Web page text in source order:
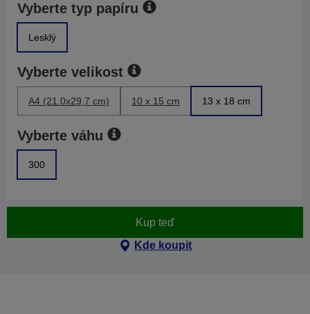
Vyberte typ papíru
Lesklý
Vyberte velikost
A4 (21.0x29,7 cm) 10 x 15 cm 13 x 18 cm
Vyberte váhu
300
Kup teď
Kde koupit